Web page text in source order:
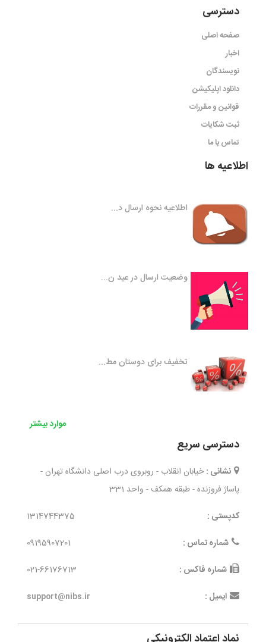
دسترسی
صفحه اصلی
اخبار
نویسندگان
دانلود اپلیکیشن
قوانین و مقررات
ثبت شکایات
تماس با ما
اطلاعیه ها
اطلاعیه نحوه ارسال د...
وضعیت ارسال در عید ن...
تخفیف برای دوستان مط...
موارد بیشتر
دسترسی سریع
نشانی : خیابان انقلاب - روبروی درب اصلی دانشگاه تهران -
پاساژ فروزنده - طبقه همکف - واحد 331
کدپستی :
1314744375
شماره تماس :
09195907201
شماره فاکس :
021-66176713
ایمیل :
support@nibs.ir